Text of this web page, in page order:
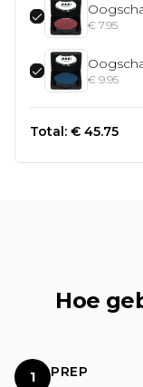
€ 7.95
€ 9.95
Total: € 45.75
Hoe
1
PREP